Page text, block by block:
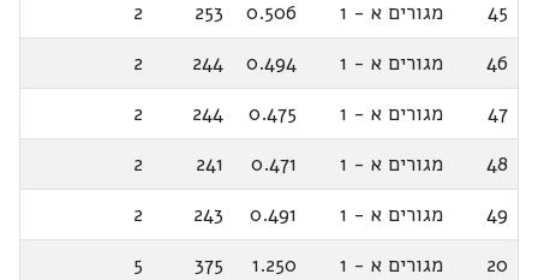
45
מגורים א - 1 0.506
253
2
46
מגורים א - 1 0.494
244
2
47
מגורים א - 1 0.475
244
2
48
מגורים א - 1 0.471
241
2
49
מגורים א - 1 0.491
243
2
20
מגורים א - 1 1.250
375
5